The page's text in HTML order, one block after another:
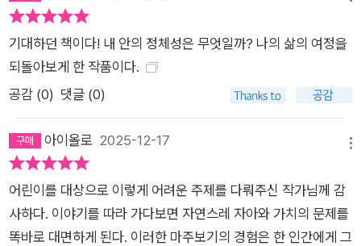
세상과 어른들에게 통제당하며 살아가는 아이들을 대입해도 무
리가 없다.” _이금이(작가) 많은 책에서, 특히 독자가 어린이인
동화에서 자주 다루는 주제 중 하나가 바로 ‘주체적인 삶’이다. 그
러나 아이러니하게도 어른의 보호와 통제 아래에 놓인 어린이가
온전히 자신의 선택만으로 삶을 꾸리는 것은 불가능에 가깝다.
《들개왕》에는 보호를 대가로 달을 통제하려는 사람들이 등장한
다. 먹을 것과 잠자리를 제공했으니 개의 본성을 버리고 고분고분
하게 행동하길 바라거나, 생명을 구해 줬으니 자신의 재산인 가축
을 지켜 주기를 바란다. 그들은 해피나 호프 같은 이름과 함께 마
땅히 해야 할 역할을 부여하며 달을 소유했다고 생각한다. 이는
기대하던 책이다! 내 안의 정체성은 무엇일까? 나의 삶의 여정을
되돌아보게 한 작품이다.
공감 (0) 댓글 (0)
아이올로 2025-12-17
어린이를 대상으로 이렇게 어려운 주제를 다뤄주신 작가님께 감
사하다. 이야기를 따라 가다보면 자연스레 자아와 가치의 문제를
똑바로 대면하게 된다. 이러한 마주보기의 경험은 한 인간에게 그